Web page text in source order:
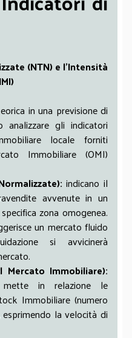
(NTN) e l’Intensità
in una previsione di
analizzare gli indicatori
locale forniti
Immobiliare (OMI)
indicano il
avvenute in un
zona omogenea.
un mercato fluido
si avvicinerà
Immobiliare):
in relazione le
Immobiliare (numero
la velocità di